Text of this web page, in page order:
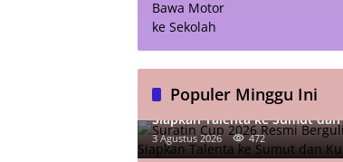
Populer Minggu Ini
Suratin Cup 2026 Resmi
Siapkan Talenta ke Sumut dan
Lumpur
3 Agustus 2026 472